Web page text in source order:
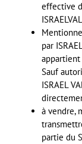
effective
par ISRAEL
appartient
Sauf
ISRAEL
à vendre,
partie du